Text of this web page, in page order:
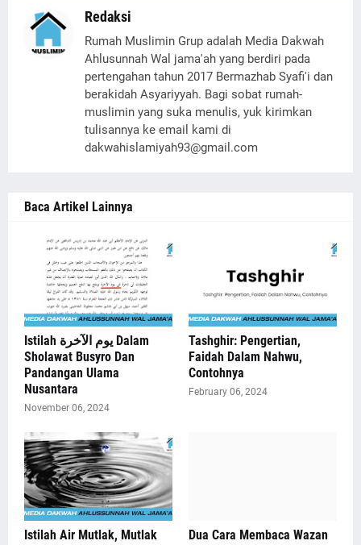
Redaksi
Rumah Muslimin Grup adalah Media Dakwah
Ahlusunnah Wal jama'ah yang berdiri pada
pertengahan tahun 2017 Bermazhab Syafi'i dan
berakidah Asyariyyah. Bagi sobat rumah-
muslimin yang suka menulis, yuk kirimkan
tulisannya ke email kami di
dakwahislamiyah93@gmail.com
Baca Artikel Lainnya
Istilah يوم الآخرة Dalam
Sholawat Busyro Dan
Pandangan Ulama
Nusantara
November 06, 2024
Tashghir: Pengertian,
Faidah Dalam Nahwu,
Contohnya
February 06, 2024
Istilah Air Mutlak, Mutlak
Dua Cara Membaca Wazan